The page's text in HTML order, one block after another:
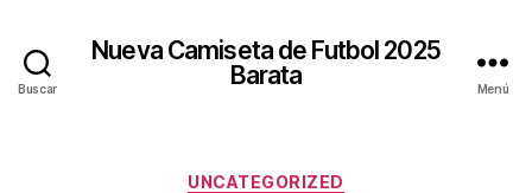
Buscar
Nueva Camiseta de Futbol 2025
Barata
Menú
Categorías
UNCATEGORIZED